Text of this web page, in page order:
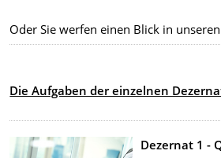
Oder Sie werfen einen Blick in unseren
Die Aufgaben der einzelnen
Dezernat 1 -